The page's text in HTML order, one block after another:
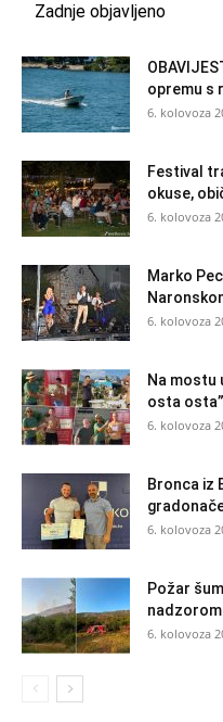
Zadnje objavljeno
opremu s
6. kolovoza
Festival
okuse,
6. kolovoza
Marko
6. kolovoza
Na mostu
osta
6. kolovoza
Bronca iz
6. kolovoza
Požar
6. kolovoza